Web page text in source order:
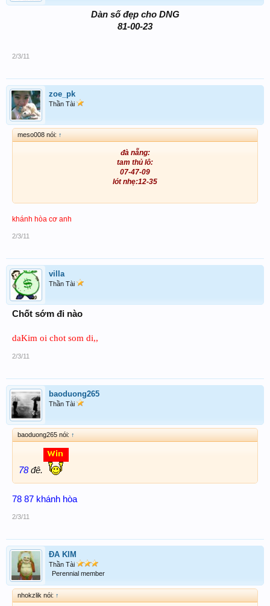
Dàn số đẹp cho DNG
81-00-23
2/3/11
zoe_pk
Thần Tài
meso008 nói: ↑
đà nẵng:
tam thủ lô:
07-47-09
lót nhẹ:12-35
khánh hòa cơ anh
2/3/11
villa
Thần Tài
Chốt sớm đi nào
daKim oi chot som di,,
2/3/11
baoduong265
Thần Tài
baoduong265 nói: ↑
78đê.
78 87 khánh hòa
2/3/11
ĐA KIM
Thần Tài
Perennial member
nhokzlik nói: ↑